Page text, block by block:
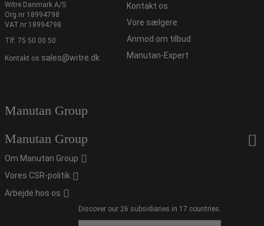
Witre Danmark A/S
Org.nr 18994798
VAT.nr 18994798
Tlf: 75 50 00 50
Kontakt os sales@witre.dk
Kontakt os
Vore sælgere
Anmod om tilbud
Manutan-Expert
Manutan Group
Manutan Group
Om Manutan Group
Vores CSR-politik
Arbejde hos os
Discover our 26 subsidiaries in 17 countries.